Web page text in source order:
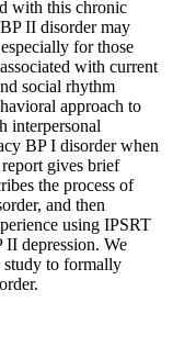
with this chronic
II disorder may
for those
with current
social rhythm
approach to
interpersonal
BP I disorder when
gives brief
the process of
and then
using IPSRT
II depression. We
study to formally